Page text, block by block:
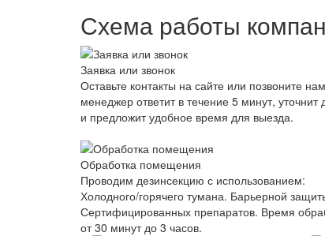
Схема работы
Заявка или звонок
Оставьте контакты на сайте или позвоните
менеджер ответит в течение 5 минут, уточнит
и предложит удобное время для выезда.
Обработка помещения
Проводим дезинсекцию с использованием:
Холодного/горячего тумана. Барьерной
Сертифицированных препаратов. Время
от 30 минут до 3 часов.